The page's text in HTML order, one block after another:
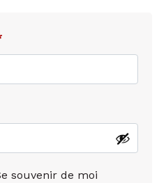
souvenir de moi